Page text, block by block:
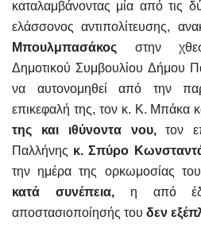
καταλαμβάνοντας μία από τις
ελάσσονος αντιπολίτευσης,
Μπουλμπασάκος στην
Δημοτικού Συμβουλίου Δήμου
να αυτονομηθεί από την
επικεφαλή της, τον κ. Κ. Μπάκα
της και ιθύνοντα νου,τον
Παλλήνης κ. Σπύρο
την ημέρα της ορκωμοσίας
κατά συνέπεια,η από
αποστασιοποίησής του δεν